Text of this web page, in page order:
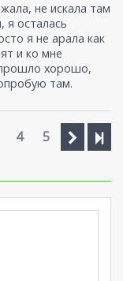
не искала там
я осталась
я не арала как
и ко мне
хорошо,
там.
4 5